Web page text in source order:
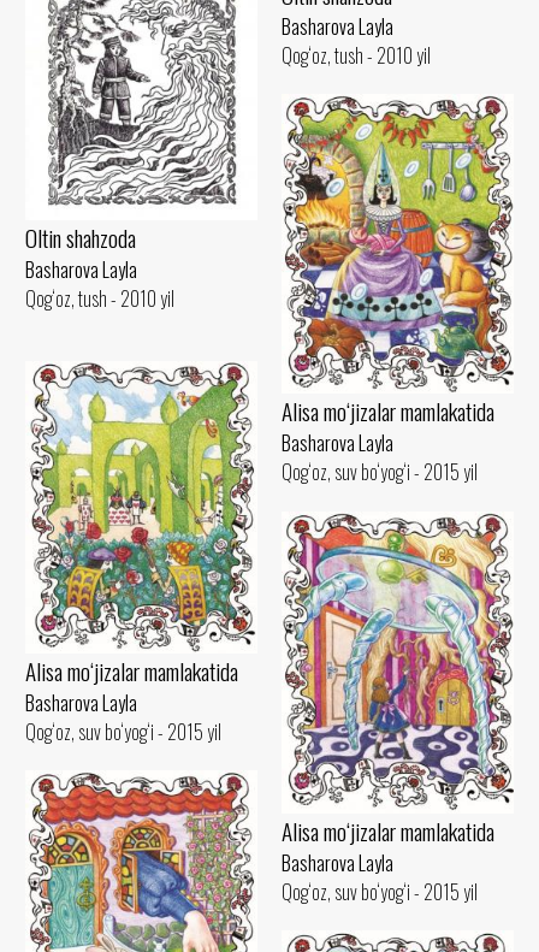
Basharova Layla
Qog‘oz, tush - 2010 yil
Oltin shahzoda
Basharova Layla
Qog‘oz, tush - 2010 yil
Alisa mo‘jizalar mamlakatida
Basharova Layla
Qog‘oz, suv bo‘yog‘i - 2015 yil
Alisa mo‘jizalar mamlakatida
Basharova Layla
Qog‘oz, suv bo‘yog‘i - 2015 yil
Alisa mo‘jizalar mamlakatida
Basharova Layla
Qog‘oz, suv bo‘yog‘i - 2015 yil